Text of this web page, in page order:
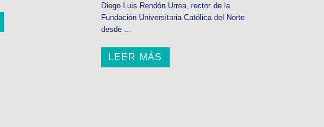
Diego Luis Rendón Urrea, rector de la
Fundación Universitaria Católica del Norte
desde ...
LEER MÁS